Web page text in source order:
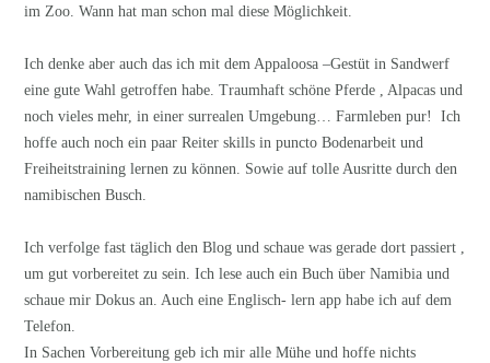
im Zoo. Wann hat man schon mal diese Möglichkeit.
Ich denke aber auch das ich mit dem Appaloosa –Gestüt in Sandwerf
eine gute Wahl getroffen habe. Traumhaft schöne Pferde , Alpacas und
noch vieles mehr, in einer surrealen Umgebung… Farmleben pur! Ich
hoffe auch noch ein paar Reiter skills in puncto Bodenarbeit und
Freiheitstraining lernen zu können. Sowie auf tolle Ausritte durch den
namibischen Busch.
Ich verfolge fast täglich den Blog und schaue was gerade dort passiert ,
um gut vorbereitet zu sein. Ich lese auch ein Buch über Namibia und
schaue mir Dokus an. Auch eine Englisch- lern app habe ich auf dem
Telefon.
In Sachen Vorbereitung geb ich mir alle Mühe und hoffe nichts